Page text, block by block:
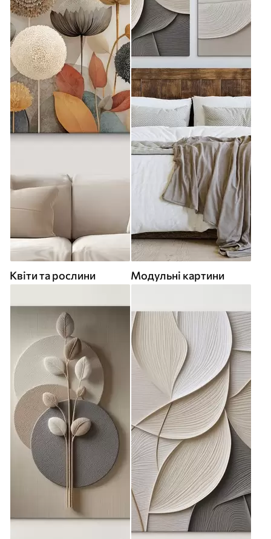
Квіти та рослини Модульні картини